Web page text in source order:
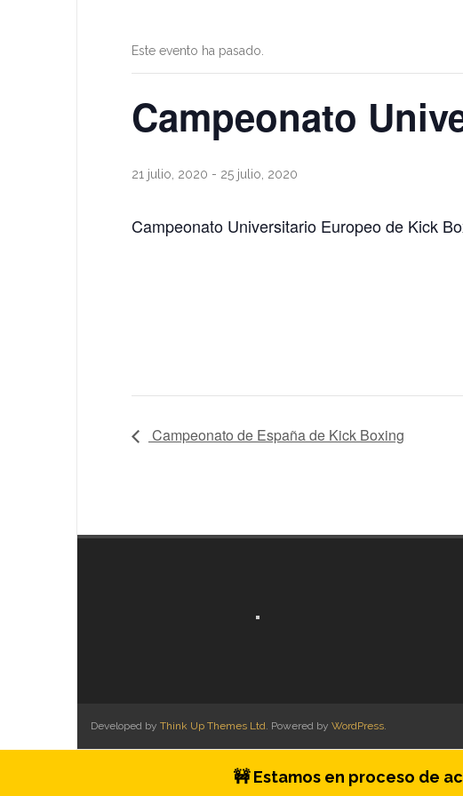
Este evento ha pasado.
Campeonato
21 julio, 2020 - 25 julio, 2020
Campeonato Universitario Europeo de Kick
Campeonato de España de Kick Boxing
Developed by Think Up Themes Ltd. Powered by WordPress.
🚧 Estamos en proceso de